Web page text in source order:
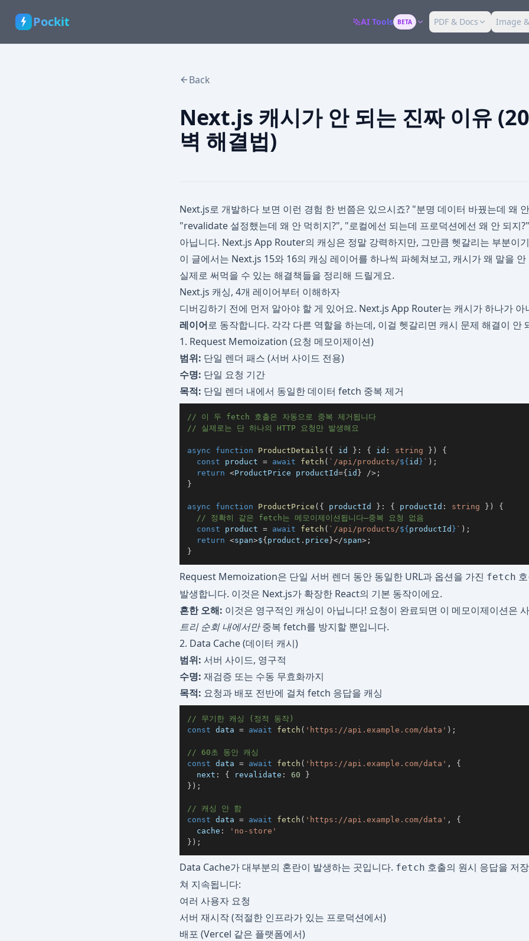
Pockit AI Tools BETA PDF & Docs Image
Back
Next.js 캐시가 안 되는 진짜 이유
벽 해결법)
Next.js로 개발하다 보면 이런 경험 한 번쯤은 있으시죠? "분명 데이터 바꿨는데 왜
"revalidate 설정했는데 왜 안 먹히지?", "로컬에선 되는데 프로덕션에선 왜 안 되지
아닙니다. Next.js App Router의 캐싱은 정말 강력하지만, 그만큼 헷갈리는 부분이
이 글에서는 Next.js 15와 16의 캐싱 레이어를 하나씩 파헤쳐보고, 캐시가 왜 말을
실제로 써먹을 수 있는 해결책들을 정리해 드릴게요.
Next.js 캐싱, 4개 레이어부터 이해하자
디버깅하기 전에 먼저 알아야 할 게 있어요. Next.js App Router는 캐시가 하나가
레이어로 동작합니다. 각각 다른 역할을 하는데, 이걸 헷갈리면 캐시 문제 해결이 안
1. Request Memoization (요청 메모이제이션)
범위: 단일 렌더 패스 (서버 사이드 전용)
수명: 단일 요청 기간
목적: 단일 렌더 내에서 동일한 데이터 fetch 중복 제거
// 이 두 fetch 호출은 자동으로 중복 제거됩니다
// 실제로는 단 하나의 HTTP 요청만 발생해요
async function ProductDetails ( { id } : { id : string } )
{
const product = await fetch ( ` /api/products/${id } ` ) ;
return <ProductPrice productId={id } /> ;
}
async function ProductPrice ( { productId } : { productId : string } )
{
// 정확히 같은 fetch는 메모이제이션됩니다—중복 요청 없음
const product = await fetch ( ` /api/products/${productId } ` ) ;
return <span>${product . price}</span> ;
}
Request Memoization은 단일 서버 렌더 동안 동일한 URL과 옵션을 가진 fetch
발생합니다. 이것은 Next.js가 확장한 React의 기본 동작이에요.
흔한 오해: 이것은 영구적인 캐싱이 아닙니다! 요청이 완료되면 이 메모이제이션은
트리 순회 내에서만중복 fetch를 방지할 뿐입니다.
2. Data Cache (데이터 캐시)
범위: 서버 사이드, 영구적
수명: 재검증 또는 수동 무효화까지
목적: 요청과 배포 전반에 걸쳐 fetch 응답을 캐싱
// 무기한 캐싱 (정적 동작)
const data = await fetch ( 'https://api.example.com/data' ) ;
// 60초 동안 캐싱
const data = await fetch ( 'https://api.example.com/data' ,
{
  next
: { revalidate : 60
}
} ) ;
// 캐싱 안 함
const data = await fetch ( 'https://api.example.com/data' ,
{
  cache
:
'no-store'
} ) ;
Data Cache가 대부분의 혼란이 발생하는 곳입니다. fetch 호출의 원시 응답을 저
쳐 지속됩니다:
여러 사용자 요청
서버 재시작 (적절한 인프라가 있는 프로덕션에서)
배포 (Vercel 같은 플랫폼에서)